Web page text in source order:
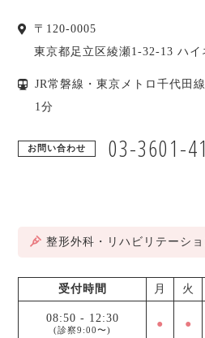
〒 120-0005
東京都足立区綾瀬1-32-13 ハ
JR常磐線・東京メトロ千代田
1分
お問い合わせ 03-3601-
整形外科・リハビリテーシ
受付時間 月 火
08:50 - 12:30
(診察9:00〜) ● ●